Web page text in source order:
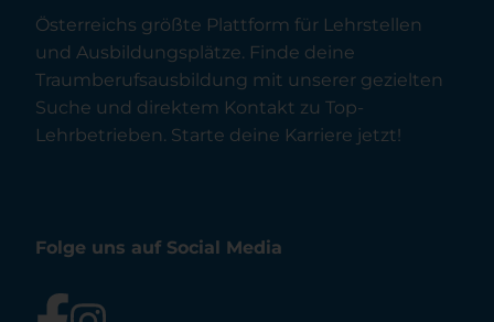
Österreichs größte Plattform für Lehrstellen
und Ausbildungsplätze. Finde deine
Traumberufsausbildung mit unserer gezielten
Suche und direktem Kontakt zu Top-
Lehrbetrieben. Starte deine Karriere jetzt!
Folge uns auf Social Media